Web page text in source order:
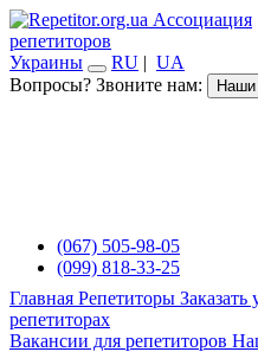
Ассоциация
репетиторов
Украины
RU | UA
Вопросы? Звоните нам:
(067) 505-98-05
(099) 818-33-25
Главная Репетиторы Заказать
репетиторах
Вакансии для репетиторов